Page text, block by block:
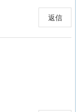
返信